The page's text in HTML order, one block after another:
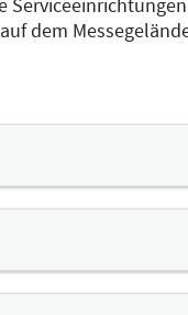
auf dem
diesen festen
an